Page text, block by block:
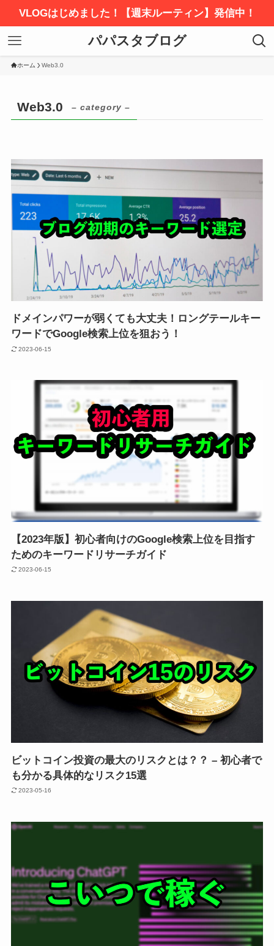
VLOGはじめました！【週末ルーティン】発信中！
パパスタブログ
ホーム Web3.0
Web3.0 – category –
ドメインパワーが弱くても大丈夫！ロングテールキー
ワードでGoogle検索上位を狙おう！
2023-06-15
【2023年版】初心者向けのGoogle検索上位を目指す
ためのキーワードリサーチガイド
2023-06-15
ビットコイン投資の最大のリスクとは？？ – 初心者で
も分かる具体的なリスク15選
2023-05-16